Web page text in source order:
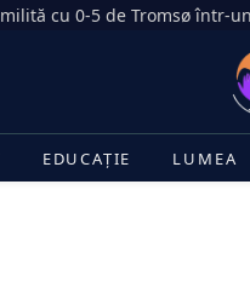
EDUCAȚIE LUMEA